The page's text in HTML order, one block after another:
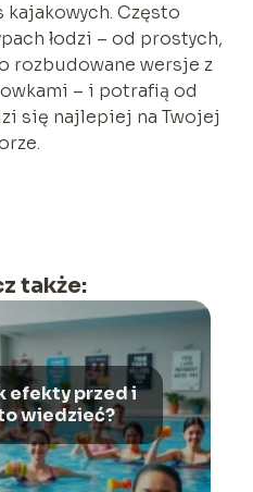
Często
łodzi – od prostych,
rozbudowane wersje z
– i potrafią od
się najlepiej na Twojej
także:
efekty przed i
wiedzieć?